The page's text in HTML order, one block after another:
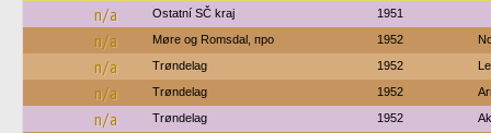
n/a Ostatní SČ kraj 1951
n/a Møre og Romsdal, про 1952
n/a Trøndelag 1952
n/a Trøndelag 1952
n/a Trøndelag 1952